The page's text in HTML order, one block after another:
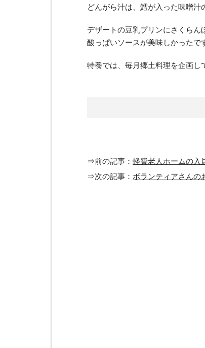
どんがら汁は、鱈が入った味噌汁
デザートの豆乳プリンにさくら
酸っぱいソースが美味しかったで
特養では、毎月郷土料理を企画し
⇒前の記事： 軽費老人ホームの
⇒次の記事： ボランティアさん